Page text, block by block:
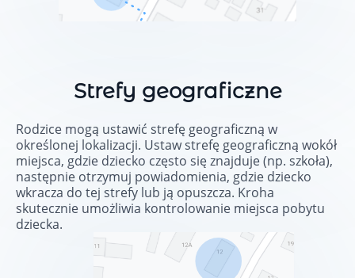
Strefy geograficzne
Rodzice mogą ustawić strefę geograficzną w
określonej lokalizacji. Ustaw strefę geograficzną wokół
miejsca, gdzie dziecko często się znajduje (np. szkoła),
następnie otrzymuj powiadomienia, gdzie dziecko
wkracza do tej strefy lub ją opuszcza. Kroha
skutecznie umożliwia kontrolowanie miejsca pobytu
dziecka.